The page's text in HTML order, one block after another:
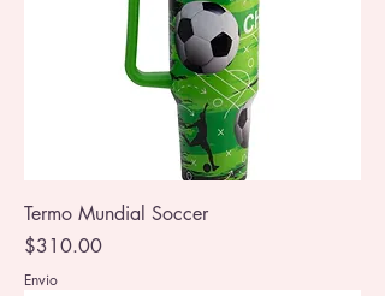
Termo Mundial Soccer
Precio
$310.00
Envio